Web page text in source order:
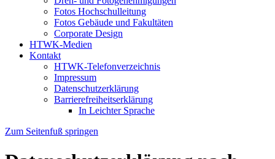
Fotos Hochschulleitung
Fotos Gebäude und Fakultäten
Corporate Design
HTWK-Medien
Kontakt
HTWK-Telefonverzeichnis
Impressum
Datenschutzerklärung
Barrierefreiheitserklärung
In Leichter Sprache
Zum Seitenfuß springen